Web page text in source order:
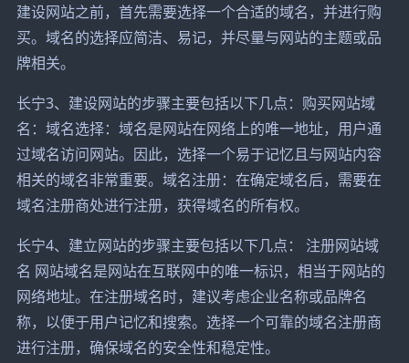
建设网站之前，首先需要选择一个合适的域名，并进行购
买。域名的选择应简洁、易记，并尽量与网站的主题或品
牌相关。
长宁3、建设网站的步骤主要包括以下几点：购买网站域
名：域名选择：域名是网站在网络上的唯一地址，用户通
过域名访问网站。因此，选择一个易于记忆且与网站内容
相关的域名非常重要。域名注册：在确定域名后，需要在
域名注册商处进行注册，获得域名的所有权。
长宁4、建立网站的步骤主要包括以下几点： 注册网站域
名 网站域名是网站在互联网中的唯一标识，相当于网站的
网络地址。在注册域名时，建议考虑企业名称或品牌名
称，以便于用户记忆和搜索。选择一个可靠的域名注册商
进行注册，确保域名的安全性和稳定性。